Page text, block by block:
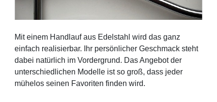
Mit einem Handlauf aus Edelstahl wird das ganz
einfach realisierbar. Ihr persönlicher Geschmack steht
dabei natürlich im Vordergrund. Das Angebot der
unterschiedlichen Modelle ist so groß, dass jeder
mühelos seinen Favoriten finden wird.